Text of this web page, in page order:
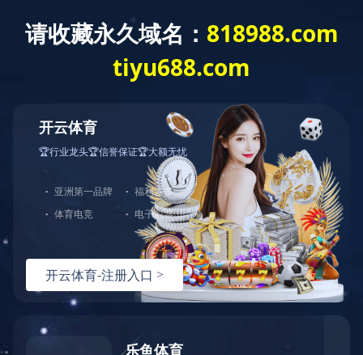
业务板块
国内工程 国际工程 投资开发
九游(中国) 业务板块>国内工程>中国大饭店